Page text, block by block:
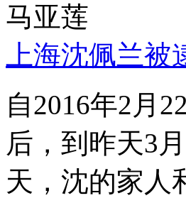
马亚莲
上海沈佩兰
自2016年2月
后，到昨天3
天，沈的家人